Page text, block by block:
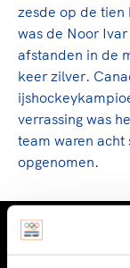
zesde op de tien
was de Noor
afstanden in de
keer zilver.
verrassing was
team waren acht
opgenomen.